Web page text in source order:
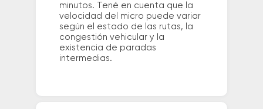
minutos. Tené en cuenta que la
velocidad del micro puede variar
según el estado de las rutas, la
congestión vehicular y la
existencia de paradas
intermedias.